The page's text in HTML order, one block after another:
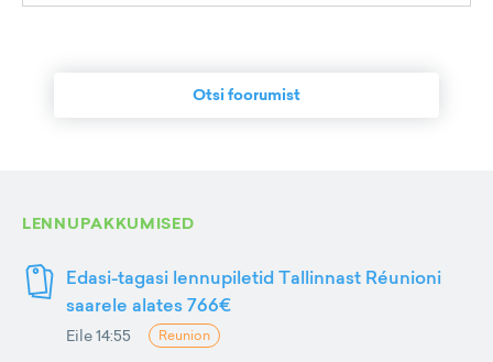
Otsi foorumist
LENNUPAKKUMISED
Edasi-tagasi lennupiletid Tallinnast Réunioni
saarele alates 766€
Eile 14:55 Reunion